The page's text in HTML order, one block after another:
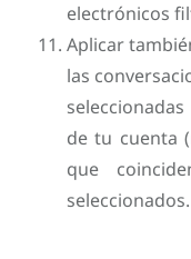
electrónicos
Aplicar
las
de tu cuenta
que
seleccionados.